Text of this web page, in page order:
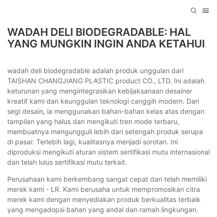
WADAH DELI BIODEGRADABLE: HAL
YANG MUNGKIN INGIN ANDA KETAHUI
wadah deli biodegradable adalah produk unggulan dari
TAISHAN CHANGJIANG PLASTIC product CO., LTD. Ini adalah
keturunan yang mengintegrasikan kebijaksanaan desainer
kreatif kami dan keunggulan teknologi canggih modern. Dari
segi desain, ia menggunakan bahan-bahan kelas atas dengan
tampilan yang halus dan mengikuti tren mode terbaru,
membuatnya mengungguli lebih dari setengah produk serupa
di pasar. Terlebih lagi, kualitasnya menjadi sorotan. Ini
diproduksi mengikuti aturan sistem sertifikasi mutu internasional
dan telah lulus sertifikasi mutu terkait.
Perusahaan kami berkembang sangat cepat dan telah memiliki
merek kami - LR. Kami berusaha untuk mempromosikan citra
merek kami dengan menyediakan produk berkualitas terbaik
yang mengadopsi bahan yang andal dan ramah lingkungan.